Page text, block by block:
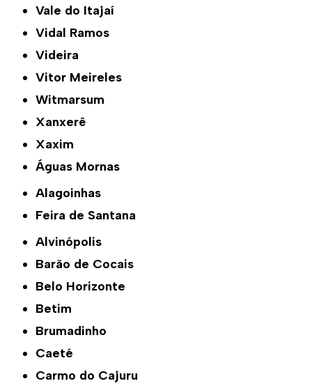
Vale do Itajaí
Vidal Ramos
Videira
Vitor Meireles
Witmarsum
Xanxerê
Xaxim
Águas Mornas
Alagoinhas
Feira de Santana
Alvinópolis
Barão de Cocais
Belo Horizonte
Betim
Brumadinho
Caeté
Carmo do Cajuru